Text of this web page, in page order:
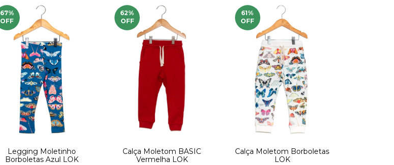
67%
OFF
Legging Moletinho
Borboletas Azul LOK
62%
OFF
Calça Moletom BASIC
Vermelha LOK
61%
OFF
Calça Moletom Borboletas
LOK